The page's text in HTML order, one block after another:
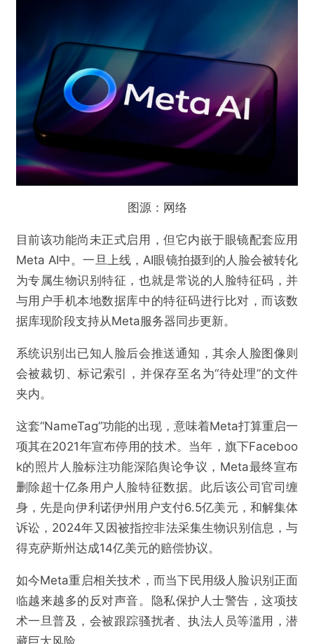
图源：网络
目前该功能尚未正式启用，但它内嵌于眼镜配套应用
Meta AI中。一旦上线，AI眼镜拍摄到的人脸会被转化
为专属生物识别特征，也就是常说的人脸特征码，并
与用户手机本地数据库中的特征码进行比对，而该数
据库现阶段支持从Meta服务器同步更新。
系统识别出已知人脸后会推送通知，其余人脸图像则
会被裁切、标记索引，并保存至名为“待处理”的文件
夹内。
这套“NameTag”功能的出现，意味着Meta打算重启一
项其在2021年宣布停用的技术。当年，旗下Faceboo
k的照片人脸标注功能深陷舆论争议，Meta最终宣布
删除超十亿条用户人脸特征数据。此后该公司官司缠
身，先是向伊利诺伊州用户支付6.5亿美元，和解集体
诉讼，2024年又因被指控非法采集生物识别信息，与
得克萨斯州达成14亿美元的赔偿协议。
如今Meta重启相关技术，而当下民用级人脸识别正面
临越来越多的反对声音。隐私保护人士警告，这项技
术一旦普及，会被跟踪骚扰者、执法人员等滥用，潜
藏巨大风险。